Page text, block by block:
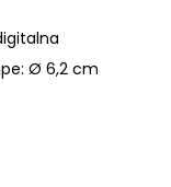
Ø 6,2 cm